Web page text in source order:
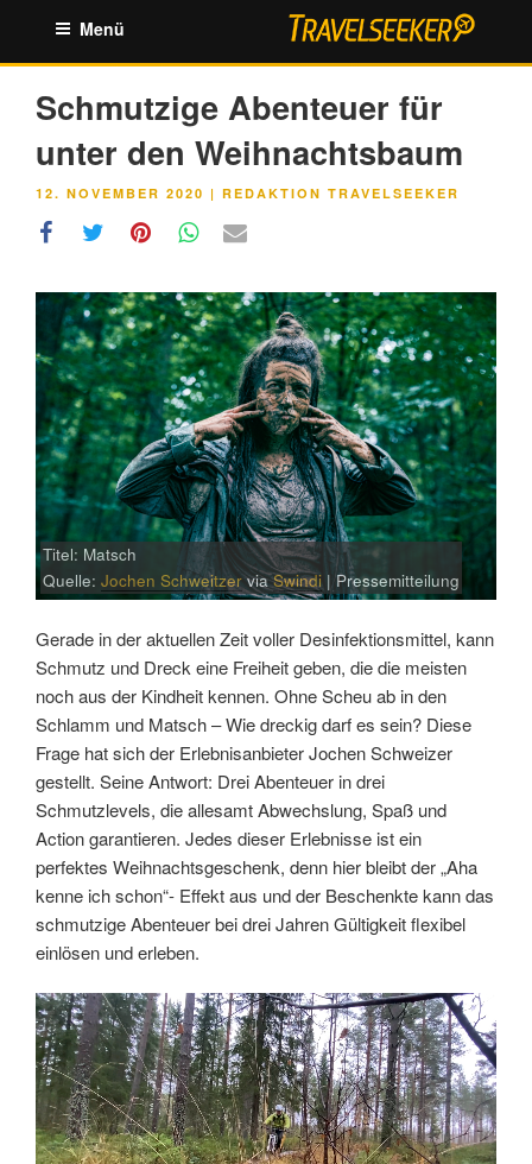
springen
Menü
Schmutzige Abenteuer für
unter den Weihnachtsbaum
VERÖFFENTLICHT
12. NOVEMBER 2020 | REDAKTION TRAVELSEEKER
Titel: Matsch
Quelle:Jochen SchweitzerviaSwindi | Pressemitteilung
Gerade in der aktuellen Zeit voller Desinfektionsmittel, kann
Schmutz und Dreck eine Freiheit geben, die die meisten
noch aus der Kindheit kennen. Ohne Scheu ab in den
Schlamm und Matsch – Wie dreckig darf es sein? Diese
Frage hat sich der Erlebnisanbieter Jochen Schweizer
gestellt. Seine Antwort: Drei Abenteuer in drei
Schmutzlevels, die allesamt Abwechslung, Spaß und
Action garantieren. Jedes dieser Erlebnisse ist ein
perfektes Weihnachtsgeschenk, denn hier bleibt der „Aha
kenne ich schon“- Effekt aus und der Beschenkte kann das
schmutzige Abenteuer bei drei Jahren Gültigkeit flexibel
einlösen und erleben.
Link Embed